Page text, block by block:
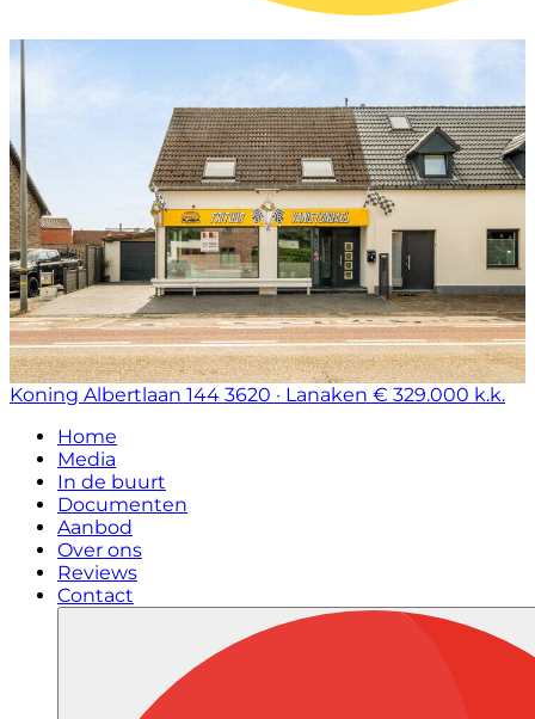
Koning Albertlaan 144 3620 · Lanaken € 329.000 k.k.
Home
Media
In de buurt
Documenten
Aanbod
Over ons
Reviews
Contact